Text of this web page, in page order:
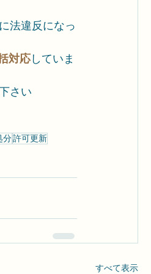
法違反になっ
対応していま
さい
分許可更新
すべて表示